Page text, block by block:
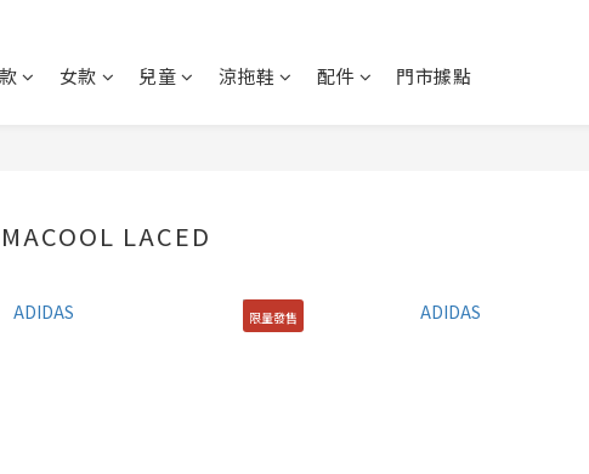
女款 兒童 涼拖鞋 配件 門市據點
LACED
限量發售